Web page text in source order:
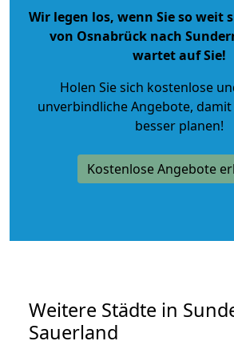
Wir legen los, wenn Sie so weit
von Osnabrück nach
wartet auf Sie!
Holen Sie sich kostenlose
unverbindliche Angebote,
besser planen!
Kostenlose Angebote
Weitere Städte in
Sauerland